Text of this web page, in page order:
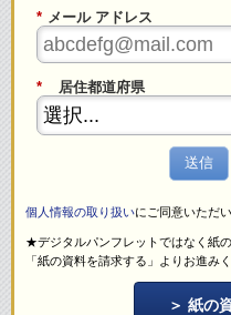
* メール アドレス
* 居住都道府県
送信
個人情報の取り扱いにご同意いただ
★デジタルパンフレットではなく紙
「紙の資料を請求する」よりお進みく
紙の